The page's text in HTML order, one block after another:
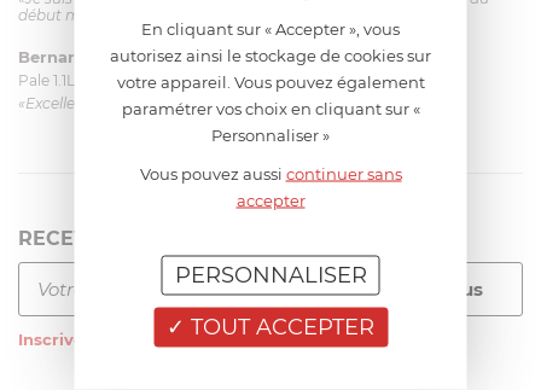
début mais ça le fait. La livraison a été très rapide. ...»
Bernard le 23/06/2026 à 09:43
Pale 1.1L pour Glacier Magimix 11031/121/123/124
«Excellent: produit et livraison»
RECEVEZ LA NEWSLETTER
Inscrivez-vous à notre newsletter
En cliquant sur « Accepter », vous
autorisez ainsi le stockage de cookies sur
votre appareil. Vous pouvez également
paramétrer vos choix en cliquant sur «
Personnaliser »
Vous pouvez aussi continuer sans
accepter
TOUT ACCEPTER
PERSONNALISER